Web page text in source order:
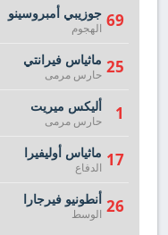
69 جوزيبي أمبروسينو
الهجوم
25 ماثياس فيرانتي
حارس مرمى
1 أليكس ميريت
حارس مرمى
17 ماثياس أوليفيرا
الدفاع
26 أنطونيو فيرجارا
الوسط